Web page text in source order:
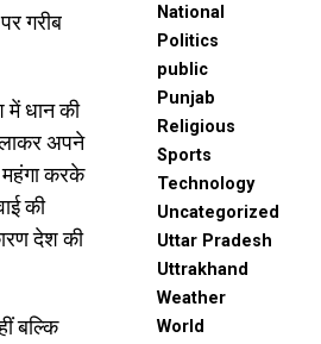
गरीब
में धान की
अपने
करके
की
देश की
बल्कि
National
Politics
public
Punjab
Religious
Sports
Technology
Uncategorized
Uttar Pradesh
Uttrakhand
Weather
World